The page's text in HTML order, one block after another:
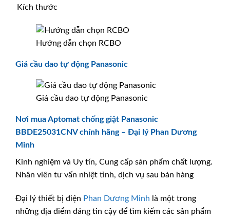
Kích thước
Hướng dẫn chọn RCBO
Giá cầu dao tự động Panasonic
Giá cầu dao tự động Panasonic
Nơi mua Aptomat chống giật Panasonic
BBDE25031CNV chính hãng – Đại lý Phan Dương
Minh
Kinh nghiệm và Uy tín, Cung cấp sản phẩm chất lượng.
Nhân viên tư vấn nhiệt tình, dịch vụ sau bán hàng
Đại lý thiết bị điện Phan Dương Minh là một trong
những địa điểm đáng tin cậy để tìm kiếm các sản phẩm